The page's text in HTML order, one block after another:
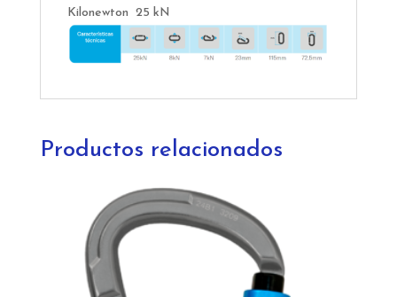
Kilonewton 25 kN
Productos relacionados